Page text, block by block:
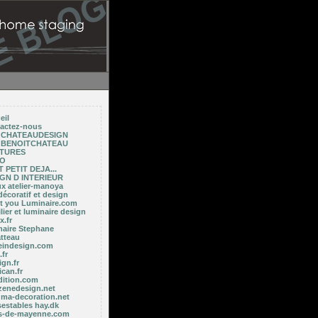
nous
PETIT DEJA...
D INTERIEUR
atelier-manoya
et design
you Luminaire.com
et luminaire design
Stephane
decoration.net
hay.dk
de-mayenne.com